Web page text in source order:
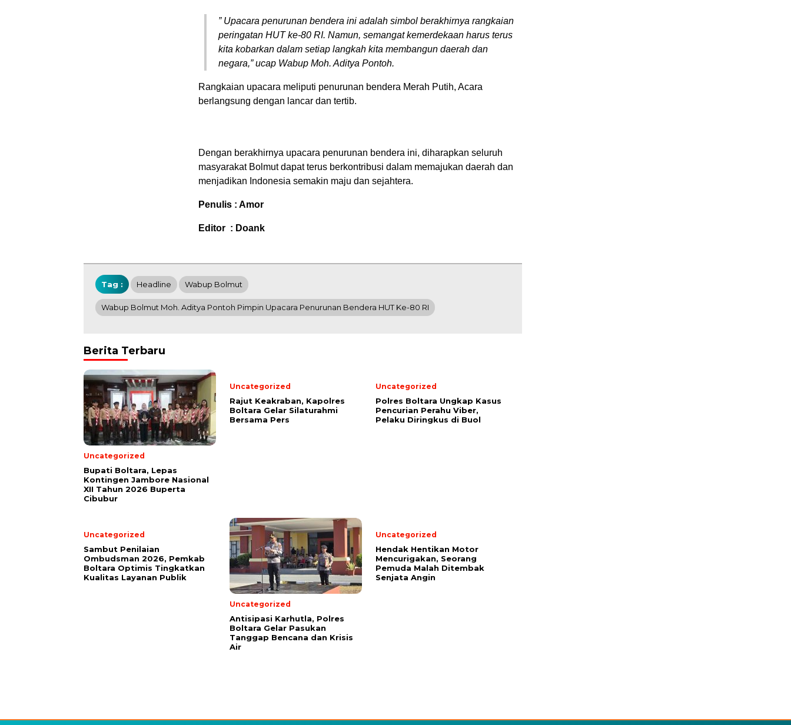
” Upacara penurunan bendera ini adalah simbol berakhirnya rangkaian
peringatan HUT ke-80 RI. Namun, semangat kemerdekaan harus terus
kita kobarkan dalam setiap langkah kita membangun daerah dan
negara,” ucap Wabup Moh. Aditya Pontoh.
Rangkaian upacara meliputi penurunan bendera Merah Putih, Acara
berlangsung dengan lancar dan tertib.
Dengan berakhirnya upacara penurunan bendera ini, diharapkan seluruh
masyarakat Bolmut dapat terus berkontribusi dalam memajukan daerah dan
menjadikan Indonesia semakin maju dan sejahtera.
Penulis : Amor
Editor : Doank
Tag : Headline Wabup Bolmut
Wabup Bolmut Moh. Aditya Pontoh Pimpin Upacara Penurunan Bendera HUT Ke-80 RI
Berita Terbaru
Uncategorized
Bupati Boltara, Lepas
Kontingen Jambore Nasional
XII Tahun 2026 Buperta
Cibubur
Uncategorized
Rajut Keakraban, Kapolres
Boltara Gelar Silaturahmi
Bersama Pers
Uncategorized
Polres Boltara Ungkap Kasus
Pencurian Perahu Viber,
Pelaku Diringkus di Buol
Uncategorized
Sambut Penilaian
Ombudsman 2026, Pemkab
Boltara Optimis Tingkatkan
Kualitas Layanan Publik
Uncategorized
Antisipasi Karhutla, Polres
Boltara Gelar Pasukan
Tanggap Bencana dan Krisis
Air
Uncategorized
Hendak Hentikan Motor
Mencurigakan, Seorang
Pemuda Malah Ditembak
Senjata Angin